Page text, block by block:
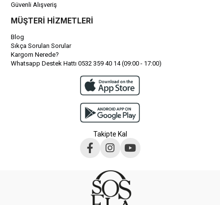
Güvenli Alışveriş
MÜŞTERİ HİZMETLERİ
Blog
Sıkça Sorulan Sorular
Kargom Nerede?
Whatsapp Destek Hattı 0532 359 40 14 (09:00 - 17:00)
Takipte Kal